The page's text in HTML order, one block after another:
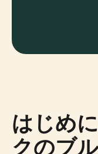
はじめ
クのブ